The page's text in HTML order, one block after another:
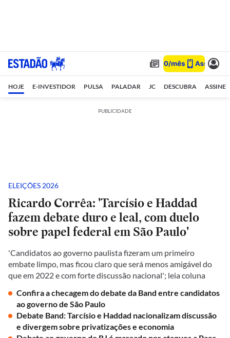
HOJE E-INVESTIDOR PULSA PALADAR JC DESCUBRA ASSINE
PUBLICIDADE
ELEIÇÕES 2026
Ricardo Corrêa: 'Tarcísio e Haddad
fazem debate duro e leal, com duelo
sobre papel federal em São Paulo'
'Candidatos ao governo paulista fizeram um primeiro
embate limpo, mas ficou claro que será menos amigável do
que em 2022 e com forte discussão nacional'; leia coluna
Confira a checagem do debate da Band entre candidatos
ao governo de São Paulo
Debate Band: Tarcísio e Haddad nacionalizam discussão
e divergem sobre privatizações e economia